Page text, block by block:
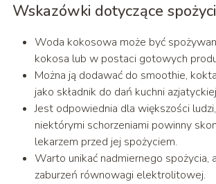
Wskazówki dotyczące
Woda kokosowa może być
kokosa lub w postaci gotowych
Można ją dodawać do smoothie,
jako składnik do dań kuchni
Jest odpowiednia dla większości
niektórymi schorzeniami powinny
lekarzem przed jej spożyciem.
Warto unikać nadmiernego spożycia,
zaburzeń równowagi elektrolitowej.